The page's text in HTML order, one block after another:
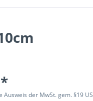
Ausweis der MwSt. gem. §19